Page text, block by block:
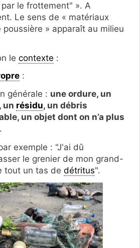
le frottement" ». A
Le sens de « matériaux
poussière » apparaît au milieu
le contexte :
:
générale : une ordure, un
un résidu, un débris
un objet dont on n’a plus
exemple : "J'ai dû
le grenier de mon grand-
tout un tas de détritus".